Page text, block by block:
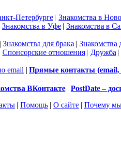
Петербурге | Знакомства в
Знакомства в Уфе | Знакомства в
| Знакомства для брака | Знакомства
Спонсорские отношения | Дружба |
email | Прямые контакты (email,
ВКонтакте | PostDate –
| Помощь | О сайте | Почему